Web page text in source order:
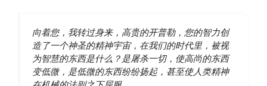
向着您，我转过身来，高贵的开普勒，您的智力创
造了一个神圣的精神宇宙，在我们的时代里，被视
为智慧的东西是什么？是屠杀一切，使高尚的东西
变低微，是低微的东西纷纷扬起，甚至使人类精神